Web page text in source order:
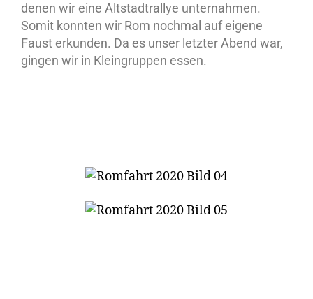
denen wir eine Altstadtrallye unternahmen.
Somit konnten wir Rom nochmal auf eigene
Faust erkunden. Da es unser letzter Abend war,
gingen wir in Kleingruppen essen.